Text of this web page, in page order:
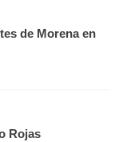
de Morena en
Rojas